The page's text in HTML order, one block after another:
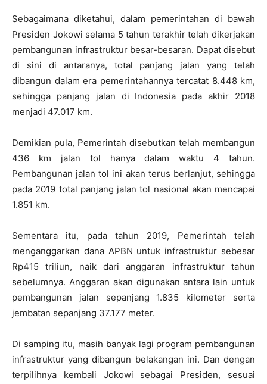
Sebagaimana diketahui, dalam pemerintahan di bawah
Presiden Jokowi selama 5 tahun terakhir telah dikerjakan
pembangunan infrastruktur besar-besaran. Dapat disebut
di sini di antaranya, total panjang jalan yang telah
dibangun dalam era pemerintahannya tercatat 8.448 km,
sehingga panjang jalan di Indonesia pada akhir 2018
menjadi 47.017 km.
Demikian pula, Pemerintah disebutkan telah membangun
436 km jalan tol hanya dalam waktu 4 tahun.
Pembangunan jalan tol ini akan terus berlanjut, sehingga
pada 2019 total panjang jalan tol nasional akan mencapai
1.851 km.
Sementara itu, pada tahun 2019, Pemerintah telah
menganggarkan dana APBN untuk infrastruktur sebesar
Rp415 triliun, naik dari anggaran infrastruktur tahun
sebelumnya. Anggaran akan digunakan antara lain untuk
pembangunan jalan sepanjang 1.835 kilometer serta
jembatan sepanjang 37.177 meter.
Di samping itu, masih banyak lagi program pembangunan
infrastruktur yang dibangun belakangan ini. Dan dengan
terpilihnya kembali Jokowi sebagai Presiden, sesuai